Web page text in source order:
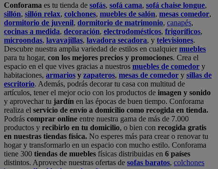
Conforama es tu tienda de sofás, sofá cama, sofá chaise longue,
sillón, sillón relax, colchones, muebles de salón, mesas comedor,
dormitorio de juvenil, dormitorio de matrimonio, canapés,
cocinas a medida, decoración, electrodomésticos, frigoríficos,
microondas, lavavajillas, lavadora secadora, y televisiones.
Descubre nuestra amplia variedad de estilos en cualquiermuebles
para tu hogar, con los mejores precios y promociones. Crea el
espacio en el que vives gracias a nuestros muebles de comedor y
habitaciones, armarios y zapateros, mesas de comedor y sillas de
escritorio. Además, podrás decorar tu casa con multitud de
artículos, tener el mejor ocio con los productos de imagen y sonido
y aprovechar tu jardín en las épocas de buen tiempo. Conforama
realiza el servicio de envío a domicilio como recogida en tienda.
Podrás comprar online entre nuestra gama de más de 7.000
productos y recibirlo en tu domicilio, o bien con recogida gratis
en nuestras tiendas física. No esperes más para crear o renovar tu
hogar y transformarlo en un espacio con mucho estilo. Conforama
tiene 300 tiendas de muebles físicas distribuidas en 6 países
distintos. Aproveche nuestras ofertas de sofas baratos, colchones